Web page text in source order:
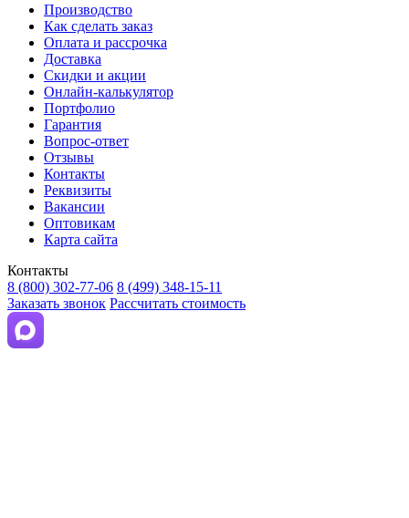
Производство
Как сделать заказ
Оплата и рассрочка
Доставка
Скидки и акции
Онлайн-калькулятор
Портфолио
Гарантия
Вопрос-ответ
Отзывы
Контакты
Реквизиты
Вакансии
Оптовикам
Карта сайта
Контакты
8 (800) 302-77-06 8 (499) 348-15-11
Заказать звонок Рассчитать стоимость